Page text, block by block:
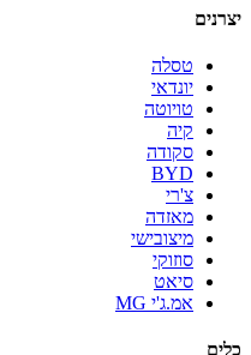
יצרנים
טסלה
יונדאי
טויוטה
קיה
סקודה
BYD
צ'רי
מאזדה
מיצובישי
סוזוקי
סיאט
אמ.ג'י MG
כלים